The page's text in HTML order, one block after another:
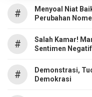
#
Menyoal Niat
Perubahan
#
Salah Kamar!
Sentimen Negatif
#
Demonstrasi,
Demokrasi